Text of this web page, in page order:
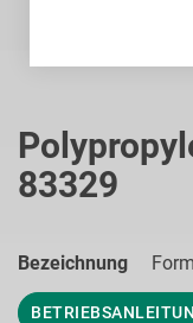
83329
Bezeichnung
Anfang
der
Bildgalerie